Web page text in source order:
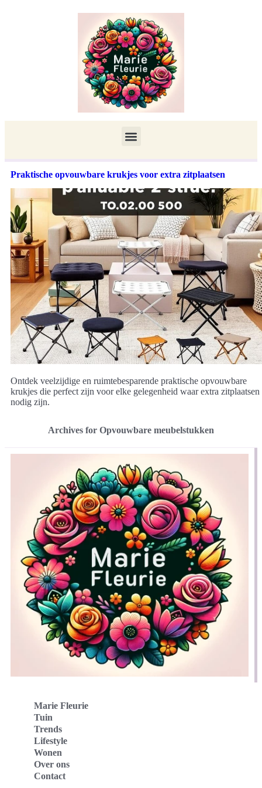
Praktische opvouwbare krukjes voor extra zitplaatsen
Ontdek veelzijdige en ruimtebesparende praktische opvouwbare
krukjes die perfect zijn voor elke gelegenheid waar extra zitplaatsen
nodig zijn.
Archives for Opvouwbare meubelstukken
Marie Fleurie
Tuin
Trends
Lifestyle
Wonen
Over ons
Contact